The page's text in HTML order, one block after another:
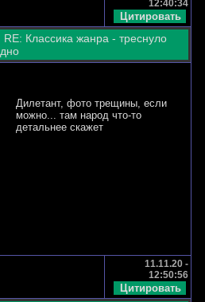
12:40:34
RE: Классика жанра - треснуло
дно
Дилетант, фото трещины, если
можно... там народ что-то
детальнее скажет
11.11.20 -
12:50:56